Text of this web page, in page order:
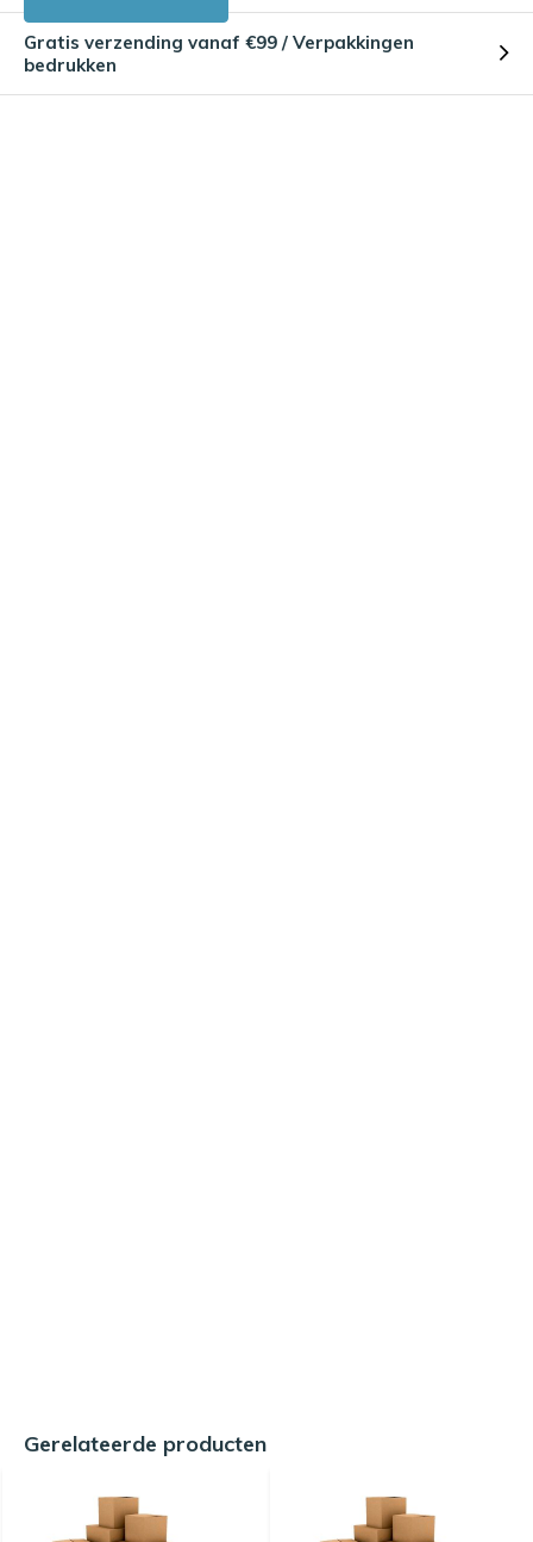
Gratis verzending vanaf €99 / Verpakkingen
bedrukken
Gerelateerde producten